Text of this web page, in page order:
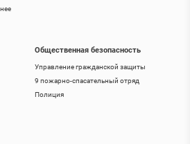
Общественная безопасность
Управление гражданской защиты
9 пожарно-спасательный отряд
Полиция